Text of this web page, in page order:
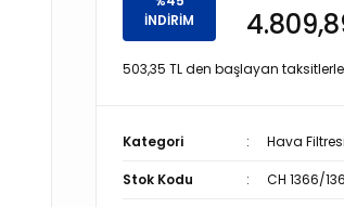
İNDİRİM
503,35 TL den başlayan
Kategori Hava Filtresi
Stok Kodu CH 1366/